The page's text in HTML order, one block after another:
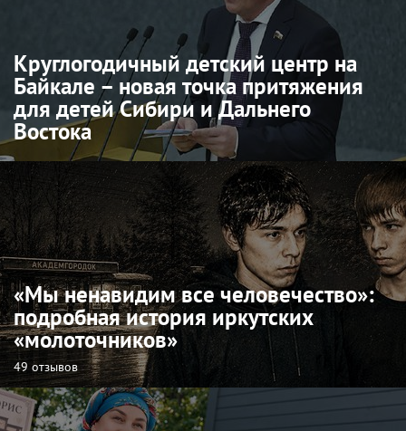
Круглогодичный детский центр на
Байкале – новая точка притяжения
для детей Сибири и Дальнего
Востока
«Мы ненавидим все человечество»:
подробная история иркутских
«молоточников»
49 отзывов